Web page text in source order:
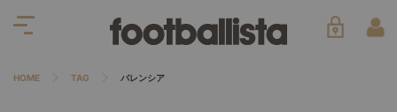
HOME TAG バレンシア